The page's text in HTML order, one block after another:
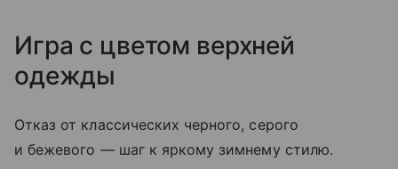
Игра с цветом верхней
одежды
Отказ от классических черного, серого
и бежевого — шаг к яркому зимнему стилю.